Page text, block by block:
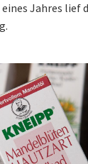
Jahres lief